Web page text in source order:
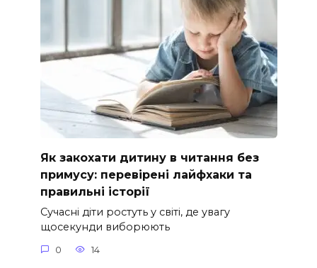
Як закохати дитину в читання без
примусу: перевірені лайфхаки та
правильні історії
Сучасні діти ростуть у світі, де увагу
щосекунди виборюють
0 14